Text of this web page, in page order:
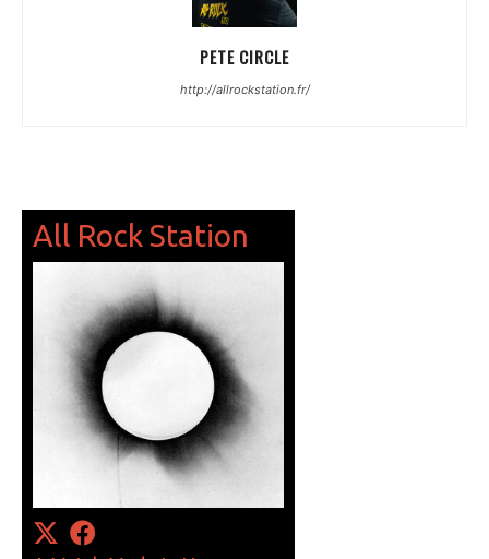
PETE CIRCLE
http://allrockstation.fr/